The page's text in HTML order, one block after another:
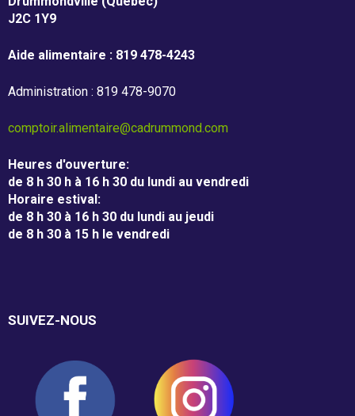
J2C 1Y9
Aide alimentaire : 819 478-4243
Administration : 819 478-9070
comptoir.alimentaire@cadrummond.com
Heures d'ouverture:
de 8 h 30 h à 16 h 30 du lundi au vendredi
Horaire estival:
de 8 h 30 à 16 h 30 du lundi au jeudi
de 8 h 30 à 15 h le vendredi
SUIVEZ-NOUS